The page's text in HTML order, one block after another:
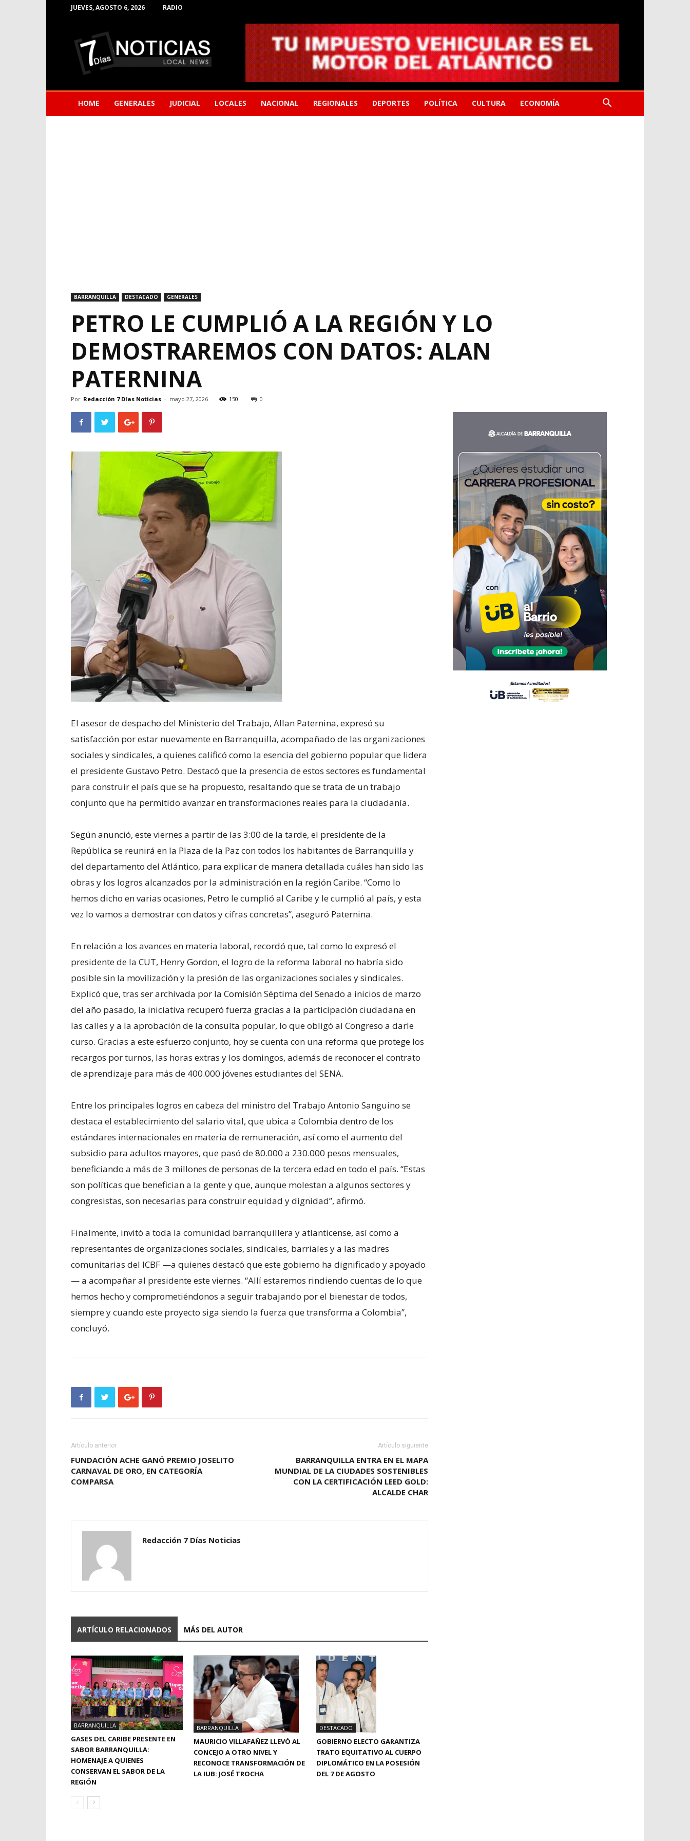
JUEVES, AGOSTO 6, 2026 RADIO
Noticias
de
Barranquilla
HOME GENERALES JUDICIAL LOCALES NACIONAL REGIONALES DEPORTES POLÍTICA CULTURA ECONOMÍA
BARRANQUILLA DESTACADO GENERALES
PETRO LE CUMPLIÓ A LA REGIÓN Y LO
DEMOSTRAREMOS CON DATOS: ALAN
PATERNINA
Por Redacción 7 Días Noticias - mayo 27, 2026 150 0
El asesor de despacho del Ministerio del Trabajo, Allan Paternina, expresó su
satisfacción por estar nuevamente en Barranquilla, acompañado de las organizaciones
sociales y sindicales, a quienes calificó como la esencia del gobierno popular que lidera
el presidente Gustavo Petro. Destacó que la presencia de estos sectores es fundamental
para construir el país que se ha propuesto, resaltando que se trata de un trabajo
conjunto que ha permitido avanzar en transformaciones reales para la ciudadanía.
Según anunció, este viernes a partir de las 3:00 de la tarde, el presidente de la
República se reunirá en la Plaza de la Paz con todos los habitantes de Barranquilla y
del departamento del Atlántico, para explicar de manera detallada cuáles han sido las
obras y los logros alcanzados por la administración en la región Caribe. “Como lo
hemos dicho en varias ocasiones, Petro le cumplió al Caribe y le cumplió al país, y esta
vez lo vamos a demostrar con datos y cifras concretas”, aseguró Paternina.
En relación a los avances en materia laboral, recordó que, tal como lo expresó el
presidente de la CUT, Henry Gordon, el logro de la reforma laboral no habría sido
posible sin la movilización y la presión de las organizaciones sociales y sindicales.
Explicó que, tras ser archivada por la Comisión Séptima del Senado a inicios de marzo
del año pasado, la iniciativa recuperó fuerza gracias a la participación ciudadana en
las calles y a la aprobación de la consulta popular, lo que obligó al Congreso a darle
curso. Gracias a este esfuerzo conjunto, hoy se cuenta con una reforma que protege los
recargos por turnos, las horas extras y los domingos, además de reconocer el contrato
de aprendizaje para más de 400.000 jóvenes estudiantes del SENA.
Entre los principales logros en cabeza del ministro del Trabajo Antonio Sanguino se
destaca el establecimiento del salario vital, que ubica a Colombia dentro de los
estándares internacionales en materia de remuneración, así como el aumento del
subsidio para adultos mayores, que pasó de 80.000 a 230.000 pesos mensuales,
beneficiando a más de 3 millones de personas de la tercera edad en todo el país. “Estas
son políticas que benefician a la gente y que, aunque molestan a algunos sectores y
congresistas, son necesarias para construir equidad y dignidad”, afirmó.
Finalmente, invitó a toda la comunidad barranquillera y atlanticense, así como a
representantes de organizaciones sociales, sindicales, barriales y a las madres
comunitarias del ICBF —a quienes destacó que este gobierno ha dignificado y apoyado
— a acompañar al presidente este viernes. “Allí estaremos rindiendo cuentas de lo que
hemos hecho y comprometiéndonos a seguir trabajando por el bienestar de todos,
siempre y cuando este proyecto siga siendo la fuerza que transforma a Colombia”,
concluyó.
Artículo anterior
FUNDACIÓN ACHE GANÓ PREMIO JOSELITO
CARNAVAL DE ORO, EN CATEGORÍA
COMPARSA
Artículo siguiente
BARRANQUILLA ENTRA EN EL MAPA
MUNDIAL DE LA CIUDADES SOSTENIBLES
CON LA CERTIFICACIÓN LEED GOLD:
ALCALDE CHAR
Redacción 7 Días Noticias
ARTÍCULO RELACIONADOS MÁS DEL AUTOR
BARRANQUILLA
GASES DEL CARIBE PRESENTE EN
SABOR BARRANQUILLA:
HOMENAJE A QUIENES
CONSERVAN EL SABOR DE LA
REGIÓN
BARRANQUILLA
MAURICIO VILLAFAÑEZ LLEVÓ AL
CONCEJO A OTRO NIVEL Y
RECONOCE TRANSFORMACIÓN DE
LA IUB: JOSÉ TROCHA
DESTACADO
GOBIERNO ELECTO GARANTIZA
TRATO EQUITATIVO AL CUERPO
DIPLOMÁTICO EN LA POSESIÓN
DEL 7 DE AGOSTO